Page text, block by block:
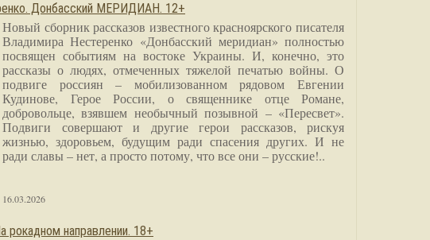
Донбасский МЕРИДИАН. 12+
Новый сборник рассказов известного красноярского писателя
Владимира Нестеренко «Донбасский меридиан» полностью
посвящен событиям на востоке Украины. И, конечно, это
рассказы о людях, отмеченных тяжелой печатью войны. О
подвиге россиян – мобилизованном рядовом Евгении
Кудинове, Герое России, о священнике отце Романе,
добровольце, взявшем необычный позывной – «Пересвет».
Подвиги совершают и другие герои рассказов, рискуя
жизнью, здоровьем, будущим ради спасения других. И не
ради славы – нет, а просто потому, что все они – русские!..
16.03.2026
рокадном направлении. 18+